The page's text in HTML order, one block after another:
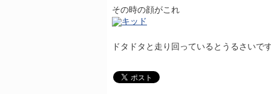
その時の顔がこれ
ドタドタと走り回っているとうるさい